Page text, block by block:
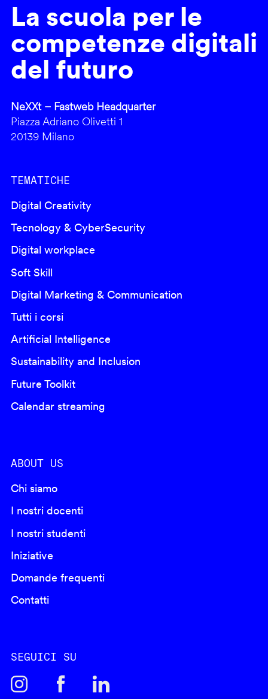
La scuola per le
competenze digitali
del futuro
NeXXt – Fastweb Headquarter
Piazza Adriano Olivetti 1
20139 Milano
TEMATICHE
Digital Creativity
Tecnology & CyberSecurity
Digital workplace
Soft Skill
Digital Marketing & Communication
Tutti i corsi
Artificial Intelligence
Sustainability and Inclusion
Future Toolkit
Calendar streaming
ABOUT US
Chi siamo
I nostri docenti
I nostri studenti
Iniziative
Domande frequenti
Contatti
SEGUICI SU